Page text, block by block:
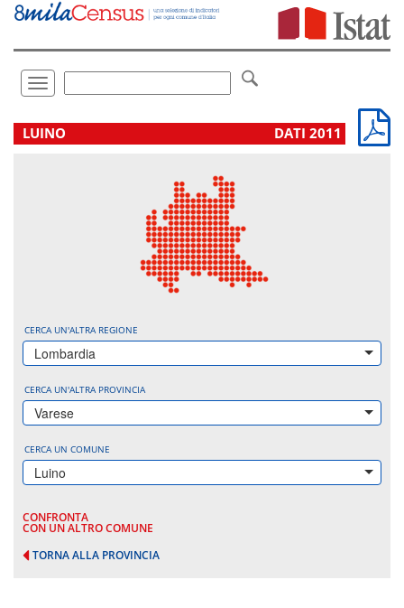
Vai
direttamente
Toggle
navigation
LUINO DATI 2011
CERCA UN'ALTRA REGIONE
Lombardia
CERCA UN'ALTRA PROVINCIA
Varese
CERCA UN COMUNE
Luino
CONFRONTA
CON UN ALTRO COMUNE
TORNA ALLA PROVINCIA